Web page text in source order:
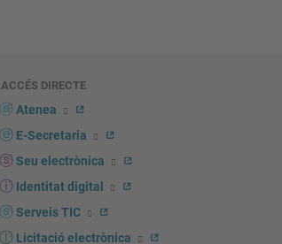
ACCÉS DIRECTE
Atenea
E-Secretaria
Seu electrònica
Identitat digital
Serveis TIC
Licitació electrònica